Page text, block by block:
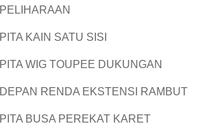
PELIHARAAN
PITA KAIN SATU SISI
PITA WIG TOUPEE DUKUNGAN
DEPAN RENDA EKSTENSI RAMBUT
PITA BUSA PEREKAT KARET